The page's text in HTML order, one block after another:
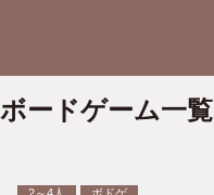
ボードゲーム一覧